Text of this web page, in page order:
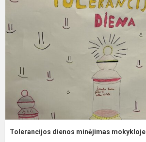
Tolerancijos dienos minėjimas mokykloje